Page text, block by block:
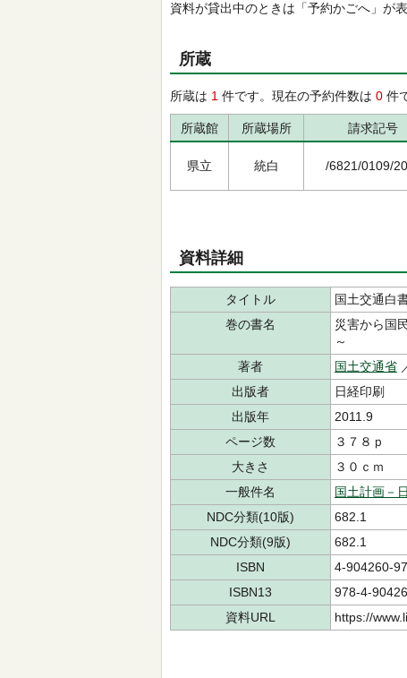
資料が貸出中のときは「予約かごへ」が
所蔵
所蔵は 1 件です。現在の予約件数は 0 件
所蔵館 所蔵場所 請求記号
県立 統白 /6821/0109/
資料詳細
タイトル
国土交通白
巻の書名
災害から国
～
著者
国土交通省
出版者
日経印刷
出版年
2011.9
ページ数
３７８ｐ
大きさ
３０ｃｍ
一般件名
国土計画－
NDC分類(10版)
682.1
NDC分類(9版)
682.1
ISBN
4-904260-
ISBN13
978-4-
資料URL
https://